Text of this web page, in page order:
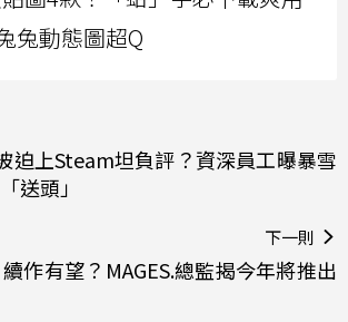
兔動態圖超Q
迫上Steam坦負評？資深員工曝暴雪
送頭」
下一則
作有望？MAGES.總監揭今年將推出